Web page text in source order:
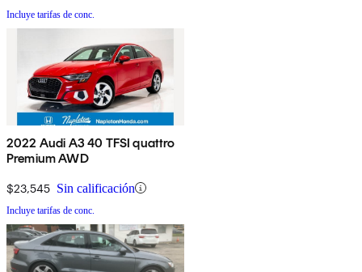
Incluye tarifas de conc.
2022 Audi A3 40 TFSI quattro
Premium AWD
$23,545 Sin calificación
Incluye tarifas de conc.